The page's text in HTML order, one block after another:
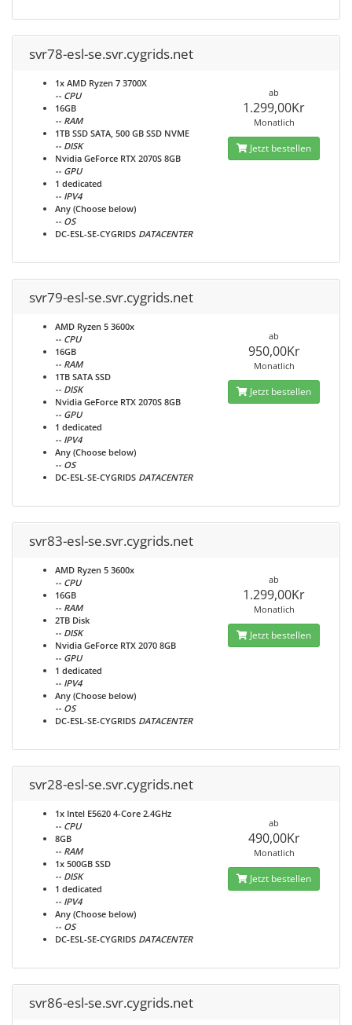
svr78-esl-se.svr.cygrids.net
1x AMD Ryzen 7 3700X
-- CPU
16GB
-- RAM
1TB SSD SATA, 500 GB SSD NVME
-- DISK
Nvidia GeForce RTX 2070S 8GB
-- GPU
1 dedicated
-- IPV4
Any (Choose below)
-- OS
DC-ESL-SE-CYGRIDS DATACENTER
ab
1.299,00Kr
Monatlich
Jetzt bestellen
svr79-esl-se.svr.cygrids.net
AMD Ryzen 5 3600x
-- CPU
16GB
-- RAM
1TB SATA SSD
-- DISK
Nvidia GeForce RTX 2070S 8GB
-- GPU
1 dedicated
-- IPV4
Any (Choose below)
-- OS
DC-ESL-SE-CYGRIDS DATACENTER
ab
950,00Kr
Monatlich
Jetzt bestellen
svr83-esl-se.svr.cygrids.net
AMD Ryzen 5 3600x
-- CPU
16GB
-- RAM
2TB Disk
-- DISK
Nvidia GeForce RTX 2070 8GB
-- GPU
1 dedicated
-- IPV4
Any (Choose below)
-- OS
DC-ESL-SE-CYGRIDS DATACENTER
ab
1.299,00Kr
Monatlich
Jetzt bestellen
svr28-esl-se.svr.cygrids.net
1x Intel E5620 4-Core 2.4GHz
-- CPU
8GB
-- RAM
1x 500GB SSD
-- DISK
1 dedicated
-- IPV4
Any (Choose below)
-- OS
DC-ESL-SE-CYGRIDS DATACENTER
ab
490,00Kr
Monatlich
Jetzt bestellen
svr86-esl-se.svr.cygrids.net